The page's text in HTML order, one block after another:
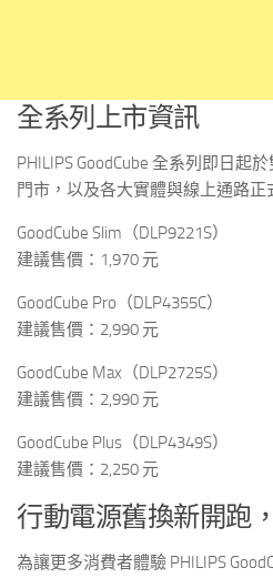
全系列上市資訊
PHILIPS GoodCube 全系列即日起
門市，以及各大實體與線上通路正
GoodCube Slim（DLP9221S）
建議售價：1,970 元
GoodCube Pro（DLP4355C）
建議售價：2,990 元
GoodCube Max（DLP2725S）
建議售價：2,990 元
GoodCube Plus（DLP4349S）
建議售價：2,250 元
行動電源舊換新開跑
為讓更多消費者體驗 PHILIPS